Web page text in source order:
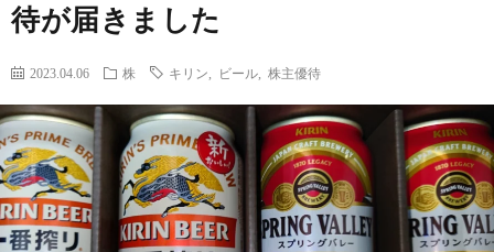
待が届きました
2023.04.06 株 キリン ビール 株主優待